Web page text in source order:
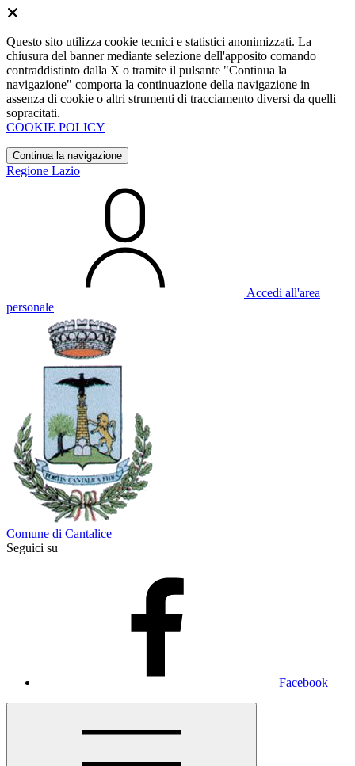
Questo sito utilizza cookie tecnici e statistici anonimizzati. La
chiusura del banner mediante selezione dell'apposito comando
contraddistinto dalla X o tramite il pulsante "Continua la
navigazione" comporta la continuazione della navigazione in
assenza di cookie o altri strumenti di tracciamento diversi da quelli
sopracitati.
COOKIE POLICY
Continua la navigazione
Regione Lazio
Accedi all'area
personale
Comune di Cantalice
Seguici su
Facebook